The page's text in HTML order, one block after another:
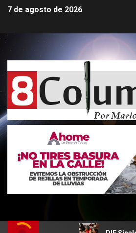
7 de agosto de 2026